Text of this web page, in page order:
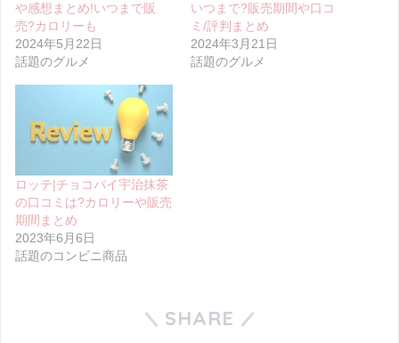
や感想まとめ!いつまで販
売?カロリーも
2024年5月22日
話題のグルメ
いつまで?販売期間や口コ
ミ/評判まとめ
2024年3月21日
話題のグルメ
ロッテ|チョコパイ宇治抹茶
の口コミは?カロリーや販売
期間まとめ
2023年6月6日
話題のコンビニ商品
SHARE